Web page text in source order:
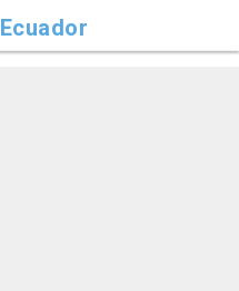
Ecuador